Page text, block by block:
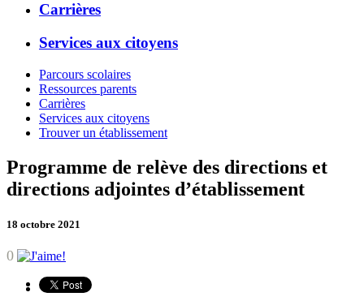
Carrières
Services aux citoyens
Parcours scolaires
Ressources parents
Carrières
Services aux citoyens
Trouver un établissement
Programme de relève des directions et
directions adjointes d’établissement
18 octobre 2021
0